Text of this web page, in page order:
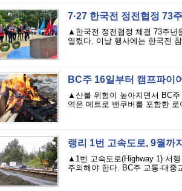
7·27 한국전 정전협정 73
▲한국전 정전협정 체결 73주년
열렸다. 이날 행사에는 한국전
BC주 16일부터 캠프파이
▲산불 위험이 높아지면서 BC
역은 메트로 밴쿠버를 포함한
랭리 1번 고속도로, 9월까
▲1번 고속도로(Highway 1) 서
주의해야 한다. BC주 교통·대